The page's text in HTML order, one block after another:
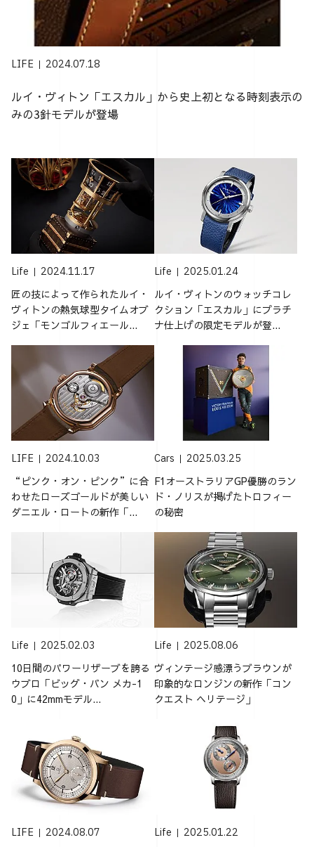
LIFE 2024.07.18
ルイ・ヴィトン「エスカル」から史上初となる時刻表示の
みの3針モデルが登場
Life 2024.11.17
匠の技によって作られたルイ・
ヴィトンの熱気球型タイムオブ
ジェ「モンゴルフィエール...
Life 2025.01.24
ルイ・ヴィトンのウォッチコレ
クション「エスカル」にプラチ
ナ仕上げの限定モデルが登...
LIFE 2024.10.03
“ピンク・オン・ピンク”に合
わせたローズゴールドが美しい
ダニエル・ロートの新作「...
Cars 2025.03.25
F1オーストラリアGP優勝のラン
ド・ノリスが掲げたトロフィー
の秘密
Life 2025.02.03
10日間のパワーリザーブを誇る
ウブロ「ビッグ・バン メカ-1
0」に42mmモデル...
Life 2025.08.06
ヴィンテージ感漂うブラウンが
印象的なロンジンの新作「コン
クエスト ヘリテージ」
LIFE 2024.08.07 Life 2025.01.22